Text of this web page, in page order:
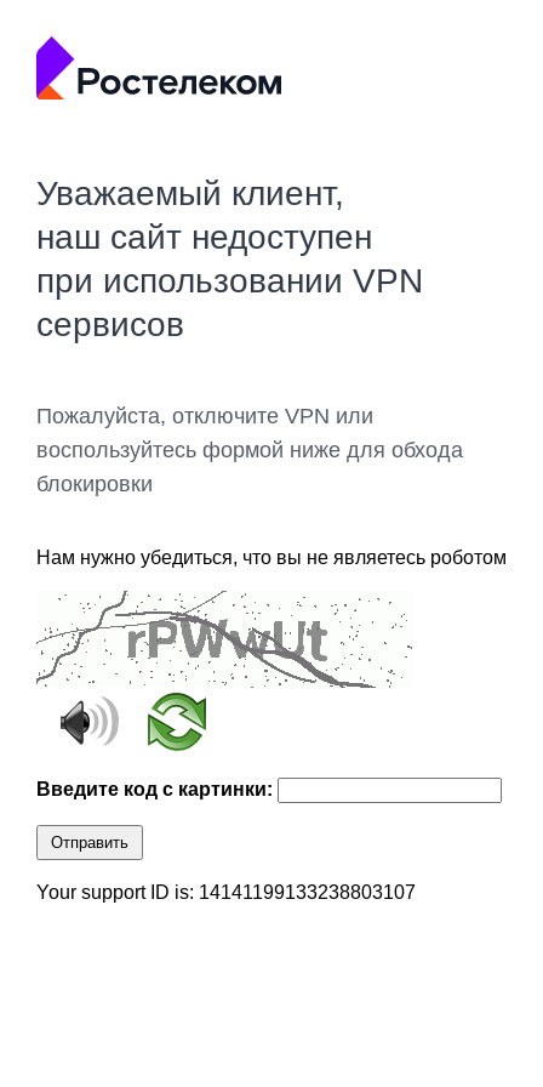
Уважаемый клиент,
наш сайт недоступен
при использовании VPN
сервисов
Пожалуйста, отключите VPN или
воспользуйтесь формой ниже для обхода
блокировки
Нам нужно убедиться, что вы не являетесь роботом
Введите код с картинки:
Отправить
Your support ID is: 14141199133238803107